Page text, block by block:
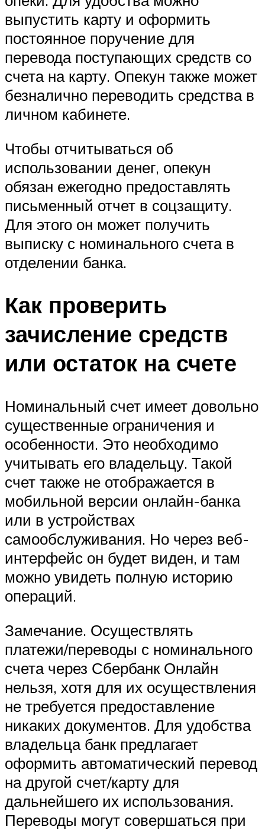
выпустить карту и оформить
постоянное поручение для
перевода поступающих средств со
счета на карту. Опекун также может
безналично переводить средства в
личном кабинете.
Чтобы отчитываться об
использовании денег, опекун
обязан ежегодно предоставлять
письменный отчет в соцзащиту.
Для этого он может получить
выписку с номинального счета в
отделении банка.
Как проверить
зачисление средств
или остаток на счете
Номинальный счет имеет довольно
существенные ограничения и
особенности. Это необходимо
учитывать его владельцу. Такой
счет также не отображается в
мобильной версии онлайн-банка
или в устройствах
самообслуживания. Но через веб-
интерфейс он будет виден, и там
можно увидеть полную историю
операций.
Замечание. Осуществлять
платежи/переводы с номинального
счета через Сбербанк Онлайн
нельзя, хотя для их осуществления
не требуется предоставление
никаких документов. Для удобства
владельца банк предлагает
оформить автоматический перевод
на другой счет/карту для
дальнейшего их использования.
Переводы могут совершаться при